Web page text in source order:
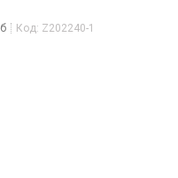
Код: Z202240-1